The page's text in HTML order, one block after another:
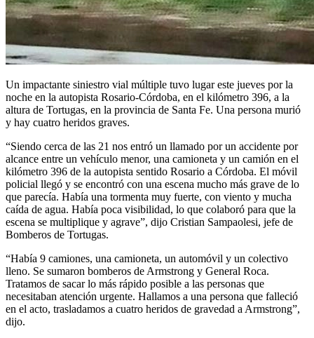
Un impactante siniestro vial múltiple tuvo lugar este jueves por la
noche en la autopista Rosario-Córdoba, en el kilómetro 396, a la
altura de Tortugas, en la provincia de Santa Fe. Una persona murió
y hay cuatro heridos graves.
“Siendo cerca de las 21 nos entró un llamado por un accidente por
alcance entre un vehículo menor, una camioneta y un camión en el
kilómetro 396 de la autopista sentido Rosario a Córdoba. El móvil
policial llegó y se encontró con una escena mucho más grave de lo
que parecía. Había una tormenta muy fuerte, con viento y mucha
caída de agua. Había poca visibilidad, lo que colaboró para que la
escena se multiplique y agrave”, dijo Cristian Sampaolesi, jefe de
Bomberos de Tortugas.
“Había 9 camiones, una camioneta, un automóvil y un colectivo
lleno. Se sumaron bomberos de Armstrong y General Roca.
Tratamos de sacar lo más rápido posible a las personas que
necesitaban atención urgente. Hallamos a una persona que falleció
en el acto, trasladamos a cuatro heridos de gravedad a Armstrong”,
dijo.